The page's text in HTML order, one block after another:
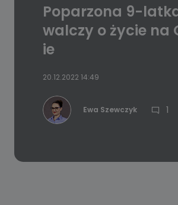
Poparzona 9-
walczy o życie na
ie
20.12.2022 14:49
Ewa Szewczyk 1